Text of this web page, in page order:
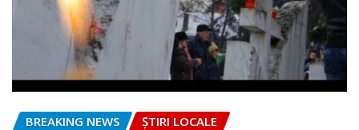
BREAKING NEWS ȘTIRI LOCALE